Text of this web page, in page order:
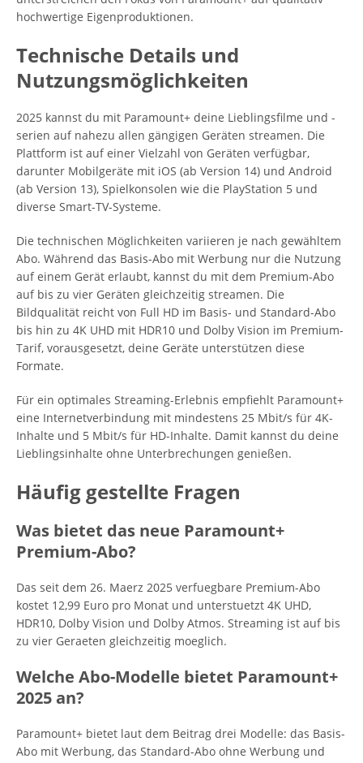
hochwertige Eigenproduktionen.
Technische Details und
Nutzungsmöglichkeiten
2025 kannst du mit Paramount+ deine Lieblingsfilme und -
serien auf nahezu allen gängigen Geräten streamen. Die
Plattform ist auf einer Vielzahl von Geräten verfügbar,
darunter Mobilgeräte mit iOS (ab Version 14) und Android
(ab Version 13), Spielkonsolen wie die PlayStation 5 und
diverse Smart-TV-Systeme.
Die technischen Möglichkeiten variieren je nach gewähltem
Abo. Während das Basis-Abo mit Werbung nur die Nutzung
auf einem Gerät erlaubt, kannst du mit dem Premium-Abo
auf bis zu vier Geräten gleichzeitig streamen. Die
Bildqualität reicht von Full HD im Basis- und Standard-Abo
bis hin zu 4K UHD mit HDR10 und Dolby Vision im Premium-
Tarif, vorausgesetzt, deine Geräte unterstützen diese
Formate.
Für ein optimales Streaming-Erlebnis empfiehlt Paramount+
eine Internetverbindung mit mindestens 25 Mbit/s für 4K-
Inhalte und 5 Mbit/s für HD-Inhalte. Damit kannst du deine
Lieblingsinhalte ohne Unterbrechungen genießen.
Häufig gestellte Fragen
Was bietet das neue Paramount+
Premium-Abo?
Das seit dem 26. Maerz 2025 verfuegbare Premium-Abo
kostet 12,99 Euro pro Monat und unterstuetzt 4K UHD,
HDR10, Dolby Vision und Dolby Atmos. Streaming ist auf bis
zu vier Geraeten gleichzeitig moeglich.
Welche Abo-Modelle bietet Paramount+
2025 an?
Paramount+ bietet laut dem Beitrag drei Modelle: das Basis-
Abo mit Werbung, das Standard-Abo ohne Werbung und